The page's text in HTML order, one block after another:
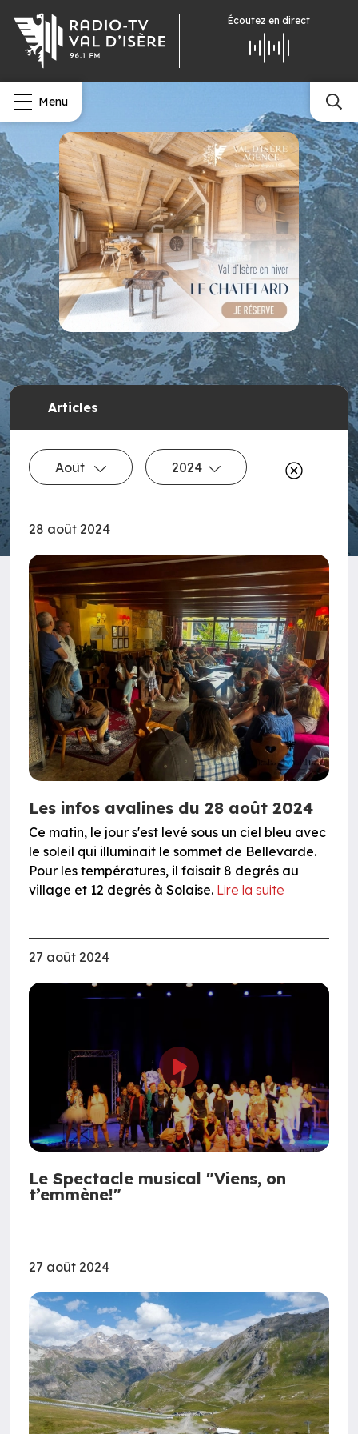
Écoutez en direct
Menu
Articles
Août 2024
28 août 2024
Les infos avalines du 28 août 2024
Ce matin, le jour s'est levé sous un ciel bleu avec
le soleil qui illuminait le sommet de Bellevarde.
Pour les températures, il faisait 8 degrés au
village et 12 degrés à Solaise. Lire la suite
27 août 2024
Le Spectacle musical "Viens, on
t’emmène!"
27 août 2024